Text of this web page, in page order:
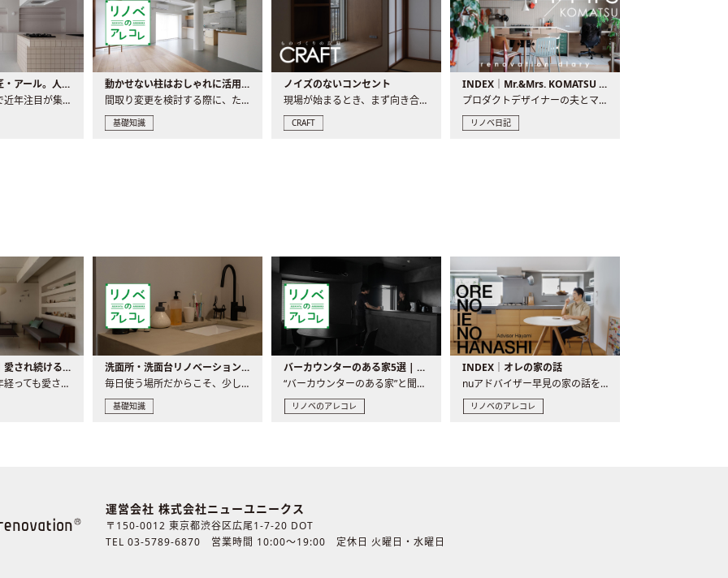
大注目の建築意匠・アール。人気の理由と空間に取り入れるポイント
リノベーションで近年注目が集まる建築意匠の一つであるアール..
動かせない柱はおしゃれに活用！柱を魅せるリノベーション(リノベ)4選
間取り変更を検討する際に、たびたび皆さんの頭を悩ませる動か..
基礎知識
ノイズのないコンセント
現場が始まるとき、まず向き合うものの一つがコンセントです..
CRAFT
INDEX｜Mr.&Mrs. KOMATSU renovation diary
プロダクトデザイナーの夫とマーチャンダイザーの妻が、夫婦で..
リノベ日記
世界の名作家具｜愛され続ける理由と一生モノとの出会い方
家具には、何十年経っても愛され続ける「名作」と呼ばれるもの..
洗面所・洗面台リノベーションの事例と間取りアイデア
毎日使う場所だからこそ、少しの間取りの工夫や素材の選び方で..
基礎知識
バーカウンターのある家5選 | 日常に馴染む“距離の近い”キッチンとは
“バーカウンターのある家”と聞くと、少し特別な、大人のための..
リノベのアレコレ
INDEX｜オレの家の話
nuアドバイザー早見の家の話を、全4話でお届け。リノベーションを..
リノベのアレコレ
運営会社 株式会社ニューユニークス
〒150-0012 東京都渋谷区広尾1-7-20 DOT
TEL 03-5789-6870 営業時間 10:00〜19:00 定休日 火曜日・水曜日